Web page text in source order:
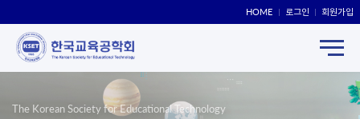
HOME 로그인 회원가입
The Korean Society for Educational Technology